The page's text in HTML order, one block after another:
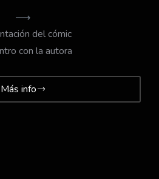
del cómic
con la autora
Más info